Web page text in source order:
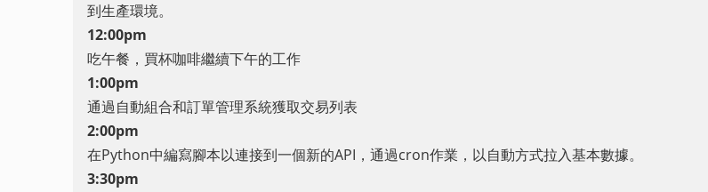
到生產環境。
12:00pm
吃午餐，買杯咖啡繼續下午的工作
1:00pm
通過自動組合和訂單管理系統獲取交易列表
2:00pm
在Python中編寫腳本以連接到一個新的API，通過cron作業，以自動方式拉入基本數據。
3:30pm